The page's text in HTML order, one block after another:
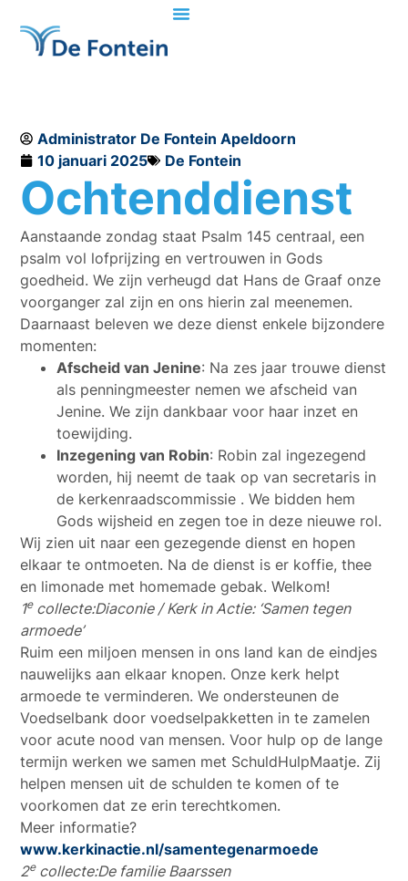
Administrator De Fontein Apeldoorn
10 januari 2025
De Fontein
Ochtenddienst
Aanstaande zondag staat Psalm 145 centraal, een
psalm vol lofprijzing en vertrouwen in Gods
goedheid. We zijn verheugd dat Hans de Graaf onze
voorganger zal zijn en ons hierin zal meenemen.
Daarnaast beleven we deze dienst enkele bijzondere
momenten:
Afscheid van Jenine: Na zes jaar trouwe dienst
als penningmeester nemen we afscheid van
Jenine. We zijn dankbaar voor haar inzet en
toewijding.
Inzegening van Robin: Robin zal ingezegend
worden, hij neemt de taak op van secretaris in
de kerkenraadscommissie . We bidden hem
Gods wijsheid en zegen toe in deze nieuwe rol.
Wij zien uit naar een gezegende dienst en hopen
elkaar te ontmoeten. Na de dienst is er koffie, thee
en limonade met homemade gebak. Welkom!
1ecollecte:Diaconie / Kerk in Actie: ‘Samen tegen
armoede’
Ruim een miljoen mensen in ons land kan de eindjes
nauwelijks aan elkaar knopen. Onze kerk helpt
armoede te verminderen. We ondersteunen de
Voedselbank door voedselpakketten in te zamelen
voor acute nood van mensen. Voor hulp op de lange
termijn werken we samen met SchuldHulpMaatje. Zij
helpen mensen uit de schulden te komen of te
voorkomen dat ze erin terechtkomen.
Meer informatie?
www.kerkinactie.nl/samentegenarmoede
2ecollecte:De familie Baarssen